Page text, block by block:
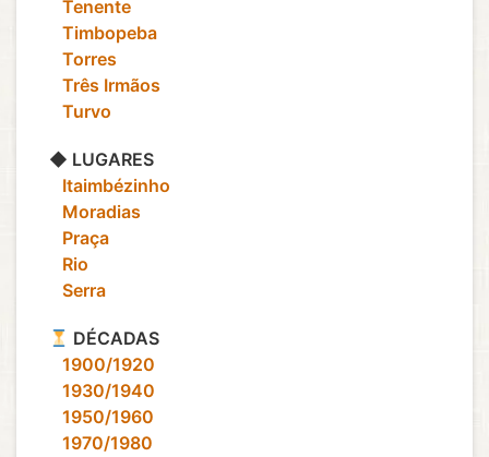
‎ ‎ ‎ Tenente
‎ ‎ ‎ Timbopeba
‎ ‎ ‎ Torres
‎ ‎ ‎ Três Irmãos
‎ ‎ ‎ Turvo
◆ LUGARES
‎ ‎ ‎ Itaimbézinho
‎ ‎ ‎ Moradias
‎ ‎ ‎ Praça
‎ ‎ ‎ Rio
‎ ‎ ‎ Serra
DÉCADAS
‎ ‎ ‎ 1900/1920
‎ ‎ ‎ 1930/1940
‎ ‎ ‎ 1950/1960
‎ ‎ ‎ 1970/1980